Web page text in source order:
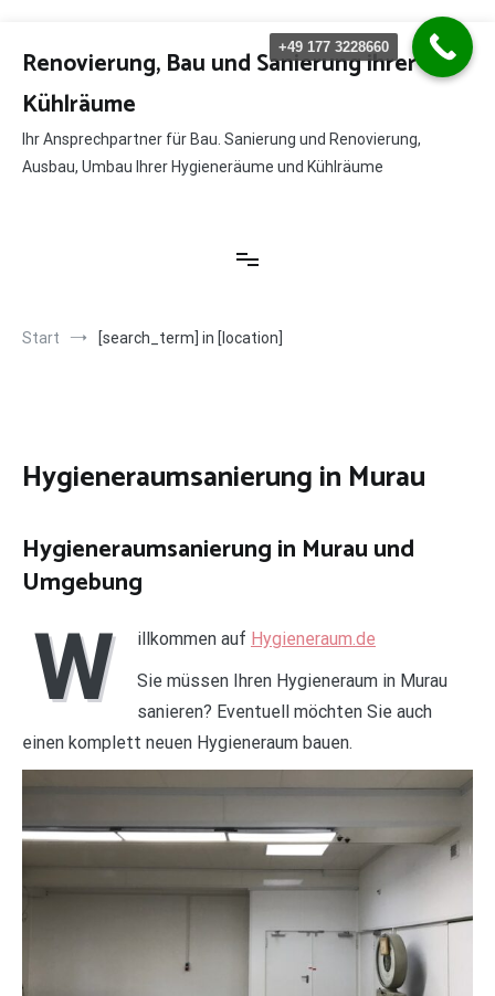
Inhalt
springen
Renovierung, Bau und Sanierung ihrer
Kühlräume
Ihr Ansprechpartner für Bau. Sanierung und Renovierung,
Ausbau, Umbau Ihrer Hygieneräume und Kühlräume
Start [search_term] in [location]
Hygieneraumsanierung in Murau
Hygieneraumsanierung in Murau und
Umgebung
W illkommen auf Hygieneraum.de
Sie müssen Ihren Hygieneraum in Murau
sanieren? Eventuell möchten Sie auch
einen komplett neuen Hygieneraum bauen.
+49 177 3228660